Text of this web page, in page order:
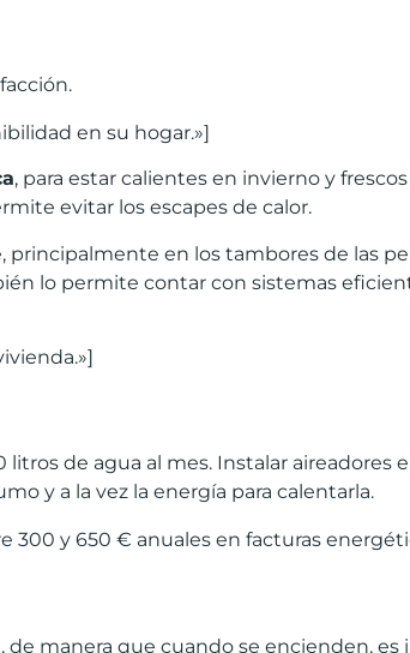
en su hogar.»]
, para estar calientes en invierno y
evitar los escapes de calor.
principalmente en los tambores de las
lo permite contar con sistemas
de agua al mes. Instalar aireadores
y a la vez la energía para calentarla.
300 y 650 € anuales en facturas
manera que cuando se encienden,